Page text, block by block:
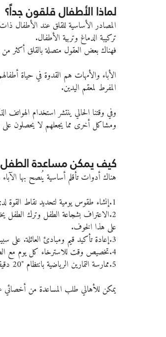
لماذا الأطفال قلقون جداً؟
المصادر الأساسية للقلق عند الأطفال
تركيبة الدماغ وتربية الأطفال.
فهناك بعض العقول متصلة بالقلق أكثر من
الأباء والأمهات هم القدوة في حياة
المفرط لمعقم اليدين.
وفي وقتنا الحالي ينتشر استخدام
ومشاكل أخرى مما يجعلهم لا يحصلون على
كيف يمكن مساعدة
هناك أدوات تأقلم أساسية يُنصح بها
1.إنشاء طقوس يومية لتحديد نقاط القوة لدى الطفل.
2.الاعتراف بشجاعة الطفل وترك الطفل
على هذا الخوف.
3.إعادة تأكيد قيم ومبادئ العائلة. على سبيل المثال: سنقوم بشيء جديد كل يوم.
4.تخصيص وقت للاسترخاء كل يوم مع الطفل كالطبخ أو القراءة أو اللعب بلعبة لوحية بعيداً عن الإلكترونيات كالتلفاز والتابليت.
5.ممارسة التمارين الرياضية بانتظام "20 دقيقة من التمارين الهوائية المستمرة يمكن أن يحسّن ويعزز من مزاج الطفل".
يمكن للأهالي طلب المساعدة من أخصائي